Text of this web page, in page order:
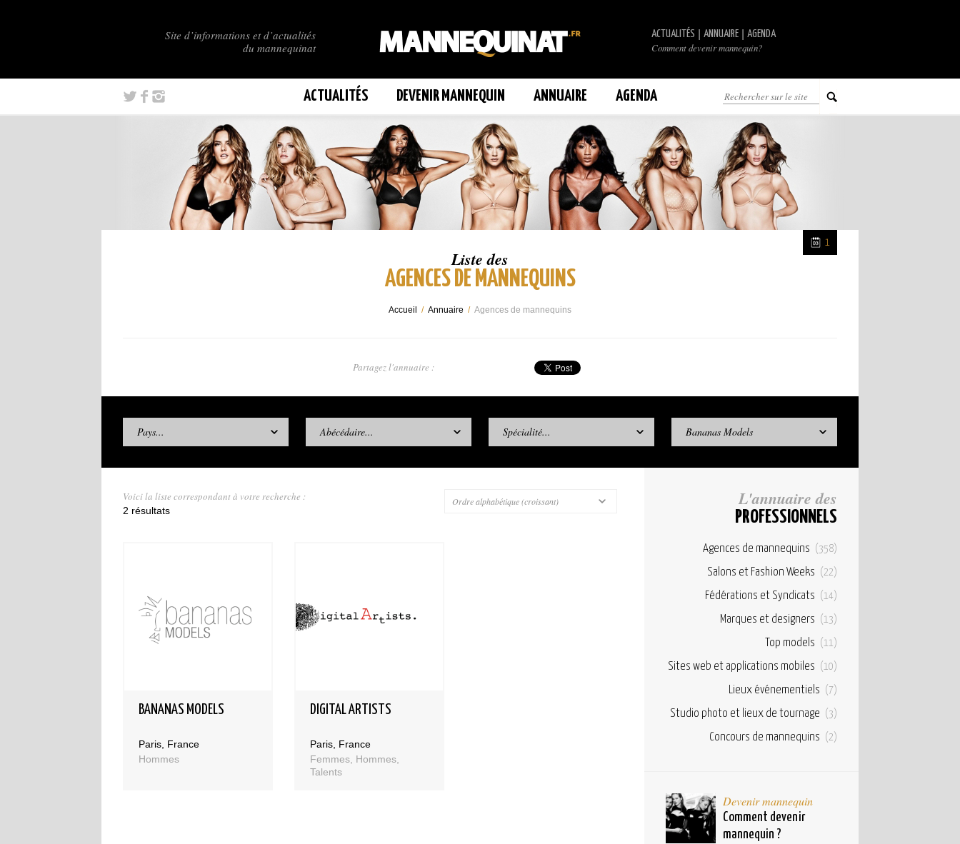
Site d’informations et d’actualités
du mannequinat
ACTUALITÉS ANNUAIRE AGENDA
Comment devenir mannequin?
ACTUALITÉS DEVENIR MANNEQUIN ANNUAIRE AGENDA
Liste des
AGENCES DE MANNEQUINS
1
Accueil / Annuaire / Agences de mannequins
Partagez l'annuaire :
Pays... Abécédaire... Spécialité... Bananas Models
Ordre alphabétique (croissant)
Voici la liste correspondant à votre recherche :
2 résultats
BANANAS MODELS
Paris, France
Hommes
DIGITAL ARTISTS
Paris, France
Femmes, Hommes,
Talents
L'annuaire des
PROFESSIONNELS
Agences de mannequins (358)
Salons et Fashion Weeks (22)
Fédérations et Syndicats (14)
Marques et designers (13)
Top models (11)
Sites web et applications mobiles (10)
Lieux événementiels (7)
Studio photo et lieux de tournage (3)
Concours de mannequins (2)
Devenir mannequin
Comment devenir
mannequin ?